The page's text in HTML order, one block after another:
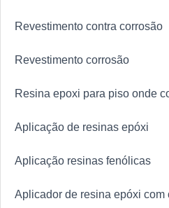
Revestimento contra corrosão
Revestimento corrosão
Resina epoxi para piso onde
Aplicação de resinas epóxi
Aplicação resinas fenólicas
Aplicador de resina epóxi com